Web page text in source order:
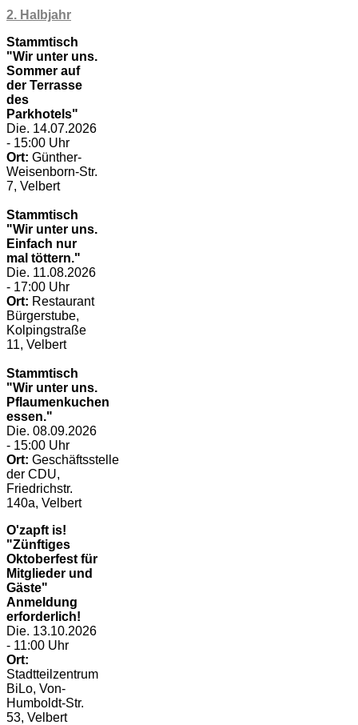
2. Halbjahr
Stammtisch
"Wir unter uns.
Sommer auf
der Terrasse
des
Parkhotels"
Die. 14.07.2026
- 15:00 Uhr
Ort: Günther-
Weisenborn-Str.
7, Velbert
Stammtisch
"Wir unter uns.
Einfach nur
mal töttern."
Die. 11.08.2026
- 17:00 Uhr
Ort: Restaurant
Bürgerstube,
Kolpingstraße
11, Velbert
Stammtisch
"Wir unter uns.
Pflaumenkuchen
essen."
Die. 08.09.2026
- 15:00 Uhr
Ort: Geschäftsstelle
der CDU,
Friedrichstr.
140a, Velbert
O'zapft is!
"Zünftiges
Oktoberfest für
Mitglieder und
Gäste"
Anmeldung
erforderlich!
Die. 13.10.2026
- 11:00 Uhr
Ort:
Stadtteilzentrum
BiLo, Von-
Humboldt-Str.
53, Velbert